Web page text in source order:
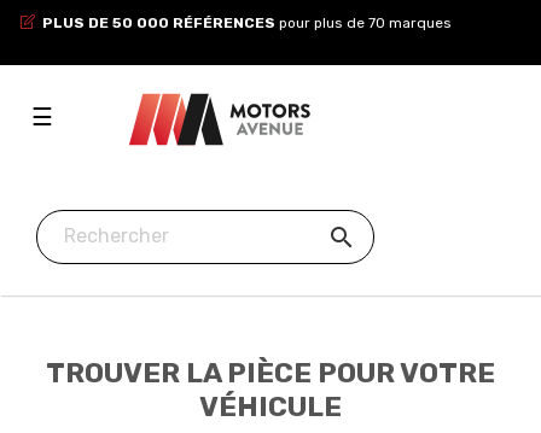
PLUS DE 50 000 RÉFÉRENCES pour plus de 70 marques
Toggle
navigation
☰

TROUVER LA PIÈCE POUR VOTRE
VÉHICULE